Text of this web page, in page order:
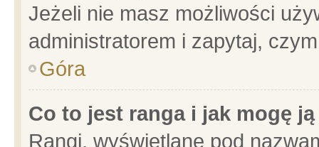
Jeżeli nie masz możliwości
administratorem i zapytaj,
Góra
Co to jest ranga i jak mogę
Rangi, wyświetlane pod